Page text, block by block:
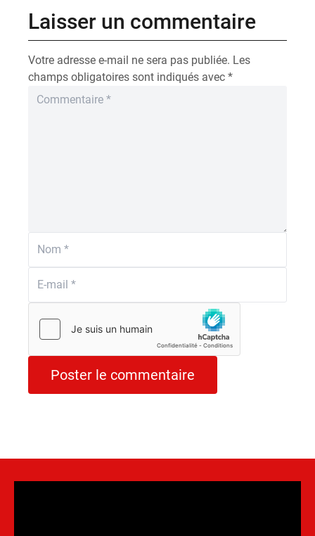
Laisser un commentaire
Votre adresse e-mail ne sera pas publiée. Les
champs obligatoires sont indiqués avec *